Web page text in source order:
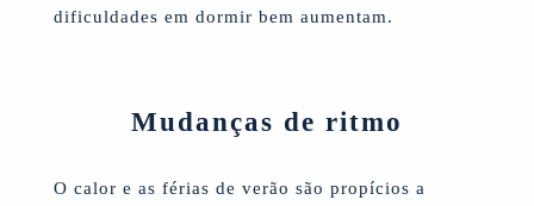
dificuldades em dormir bem aumentam.
Mudanças de ritmo
O calor e as férias de verão são propícios a